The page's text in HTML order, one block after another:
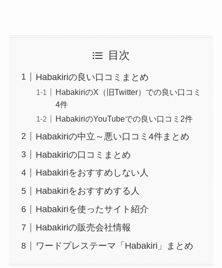
目次
Habakiriの良い口コミまとめ
HabakiriのX（旧Twitter）での良い口コミ
4件
HabakiriのYouTubeでの良い口コミ2件
Habakiriの中立～悪い口コミ4件まとめ
Habakiriの口コミまとめ
Habakiriをおすすめしない人
Habakiriをおすすめする人
Habakiriを使ったサイト紹介
Habakiriの販売会社情報
ワードプレステーマ「Habakiri」まとめ